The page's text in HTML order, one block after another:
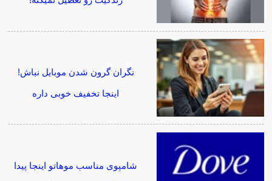
نگران گرون شدن موبایل نباش!
اینجا تخفیف خوبی داره
شامپوی مناسب موهاتو اینجا پیدا